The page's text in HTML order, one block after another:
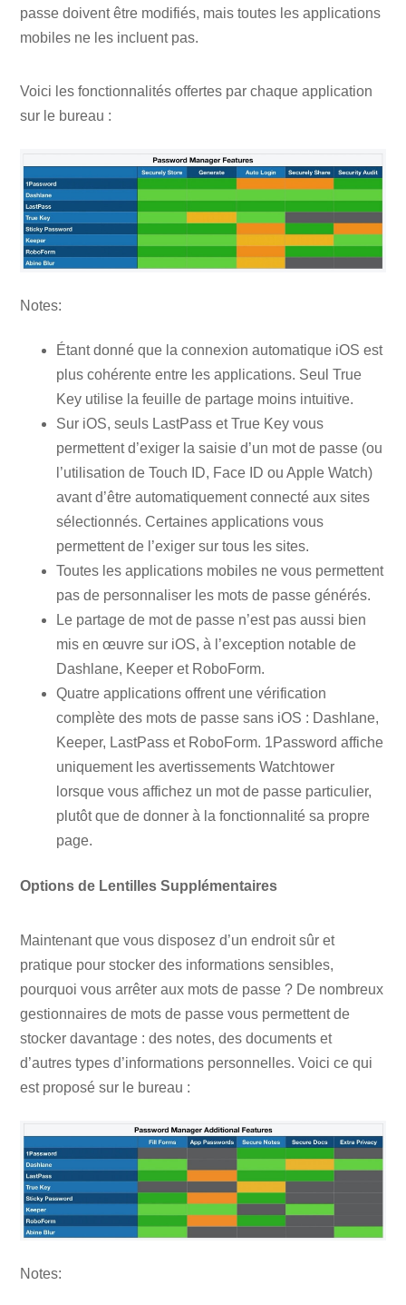
passe doivent être modifiés, mais toutes les applications
mobiles ne les incluent pas.
Voici les fonctionnalités offertes par chaque application
sur le bureau :
Notes:
Étant donné que la connexion automatique iOS est
plus cohérente entre les applications. Seul True
Key utilise la feuille de partage moins intuitive.
Sur iOS, seuls LastPass et True Key vous
permettent d’exiger la saisie d’un mot de passe (ou
l’utilisation de Touch ID, Face ID ou Apple Watch)
avant d’être automatiquement connecté aux sites
sélectionnés. Certaines applications vous
permettent de l’exiger sur tous les sites.
Toutes les applications mobiles ne vous permettent
pas de personnaliser les mots de passe générés.
Le partage de mot de passe n’est pas aussi bien
mis en œuvre sur iOS, à l’exception notable de
Dashlane, Keeper et RoboForm.
Quatre applications offrent une vérification
complète des mots de passe sans iOS : Dashlane,
Keeper, LastPass et RoboForm. 1Password affiche
uniquement les avertissements Watchtower
lorsque vous affichez un mot de passe particulier,
plutôt que de donner à la fonctionnalité sa propre
page.
Options de Lentilles Supplémentaires
Maintenant que vous disposez d’un endroit sûr et
pratique pour stocker des informations sensibles,
pourquoi vous arrêter aux mots de passe ? De nombreux
gestionnaires de mots de passe vous permettent de
stocker davantage : des notes, des documents et
d’autres types d’informations personnelles. Voici ce qui
est proposé sur le bureau :
Notes: